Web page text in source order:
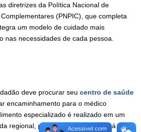
diretrizes da Política Nacional de
(PNPIC), que completa
um modelo de cuidado mais
nas necessidades de cada pessoa.
deve procurar seu centro de saúde
encaminhamento para o médico
especializado é realizado em um
regional, para onde o usuário será